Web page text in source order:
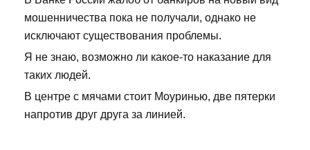
мошенничества пока не получали, однако не
исключают существования проблемы.
Я не знаю, возможно ли какое-то наказание для
таких людей.
В центре с мячами стоит Моуринью, две пятерки
напротив друг друга за линией.